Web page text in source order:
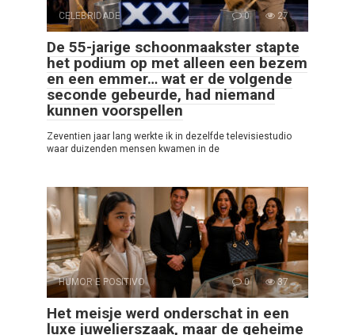
CELEBRIDADE 0 27
De 55-jarige schoonmaakster stapte
het podium op met alleen een bezem
en een emmer… wat er de volgende
seconde gebeurde, had niemand
kunnen voorspellen
Zeventien jaar lang werkte ik in dezelfde televisiestudio
waar duizenden mensen kwamen in de
HUMOR E POSITIVO 0 37
Het meisje werd onderschat in een
luxe juwelierszaak, maar de geheime